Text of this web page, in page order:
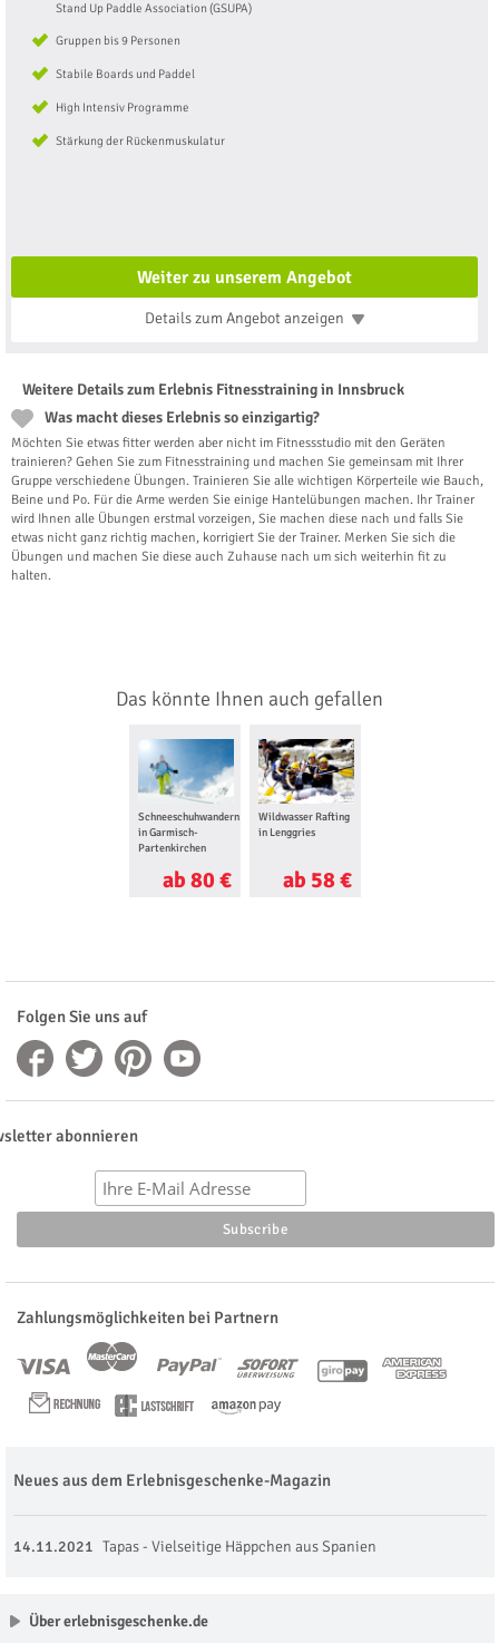
Stand Up Paddle Association (GSUPA)
Gruppen bis 9 Personen
Stabile Boards und Paddel
High Intensiv Programme
Stärkung der Rückenmuskulatur
Weiter zu unserem Angebot
Details zum Angebotanzeigen
Weitere Details zum Erlebnis Fitnesstraining in Innsbruck
Was macht dieses Erlebnis so einzigartig?
Möchten Sie etwas fitter werden aber nicht im Fitnessstudio mit den Geräten
trainieren? Gehen Sie zum Fitnesstraining und machen Sie gemeinsam mit Ihrer
Gruppe verschiedene Übungen. Trainieren Sie alle wichtigen Körperteile wie Bauch,
Beine und Po. Für die Arme werden Sie einige Hantelübungen machen. Ihr Trainer
wird Ihnen alle Übungen erstmal vorzeigen, Sie machen diese nach und falls Sie
etwas nicht ganz richtig machen, korrigiert Sie der Trainer. Merken Sie sich die
Übungen und machen Sie diese auch Zuhause nach um sich weiterhin fit zu
halten.
Das könnte Ihnen auch gefallen
Schneeschuhwandern
in Garmisch-
Partenkirchen
ab 80 €
Wildwasser Rafting
in Lenggries
ab 58 €
Folgen Sie uns auf
abonnieren
Zahlungsmöglichkeiten bei Partnern
Neues aus dem Erlebnisgeschenke-Magazin
14.11.2021 Tapas - Vielseitige Häppchen aus Spanien
Über erlebnisgeschenke.de